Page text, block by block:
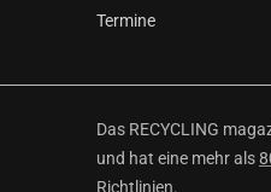
Termine
Das RECYCLING
und hat eine mehr als
Richtlinien.